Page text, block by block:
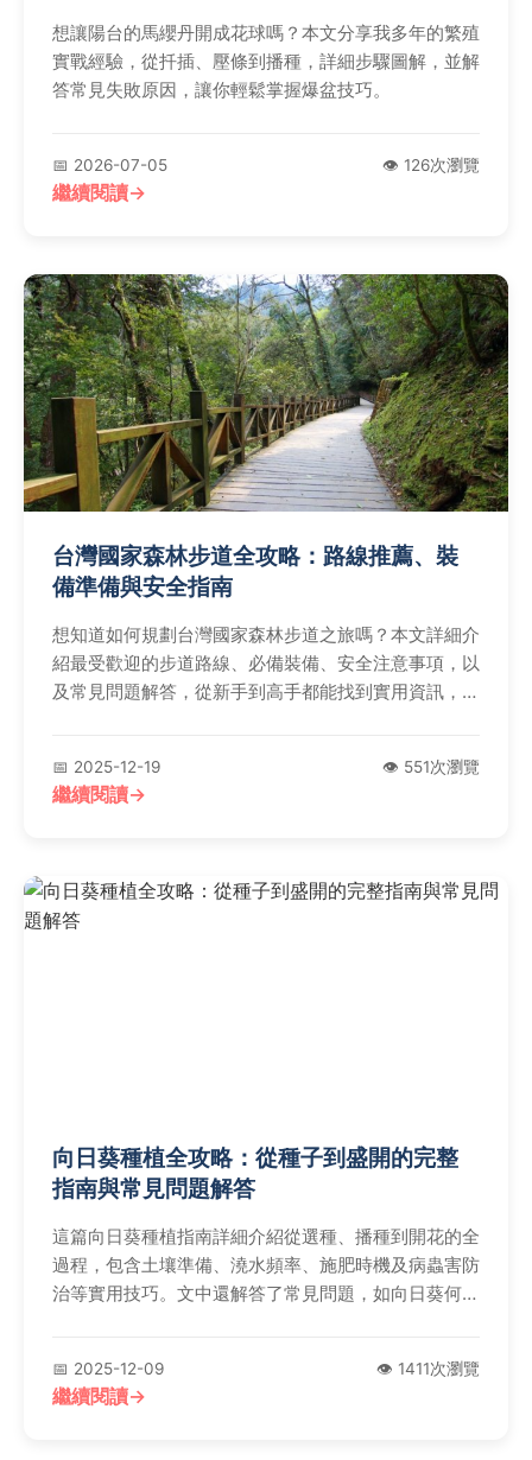
想讓陽台的馬纓丹開成花球嗎？本文分享我多年的繁殖
實戰經驗，從扦插、壓條到播種，詳細步驟圖解，並解
答常見失敗原因，讓你輕鬆掌握爆盆技巧。
📅 2026-07-05 👁️ 126次瀏覽
繼續閱讀
台灣國家森林步道全攻略：路線推薦、裝
備準備與安全指南
想知道如何規劃台灣國家森林步道之旅嗎？本文詳細介
紹最受歡迎的步道路線、必備裝備、安全注意事項，以
及常見問題解答，從新手到高手都能找到實用資訊，幫
📅 2025-12-19 👁️ 551次瀏覽
繼續閱讀
向日葵種植全攻略：從種子到盛開的完整
指南與常見問題解答
這篇向日葵種植指南詳細介紹從選種、播種到開花的全
過程，包含土壤準備、澆水頻率、施肥時機及病蟲害防
治等實用技巧。文中還解答了常見問題，如向日葵何時
📅 2025-12-09 👁️ 1411次瀏覽
繼續閱讀